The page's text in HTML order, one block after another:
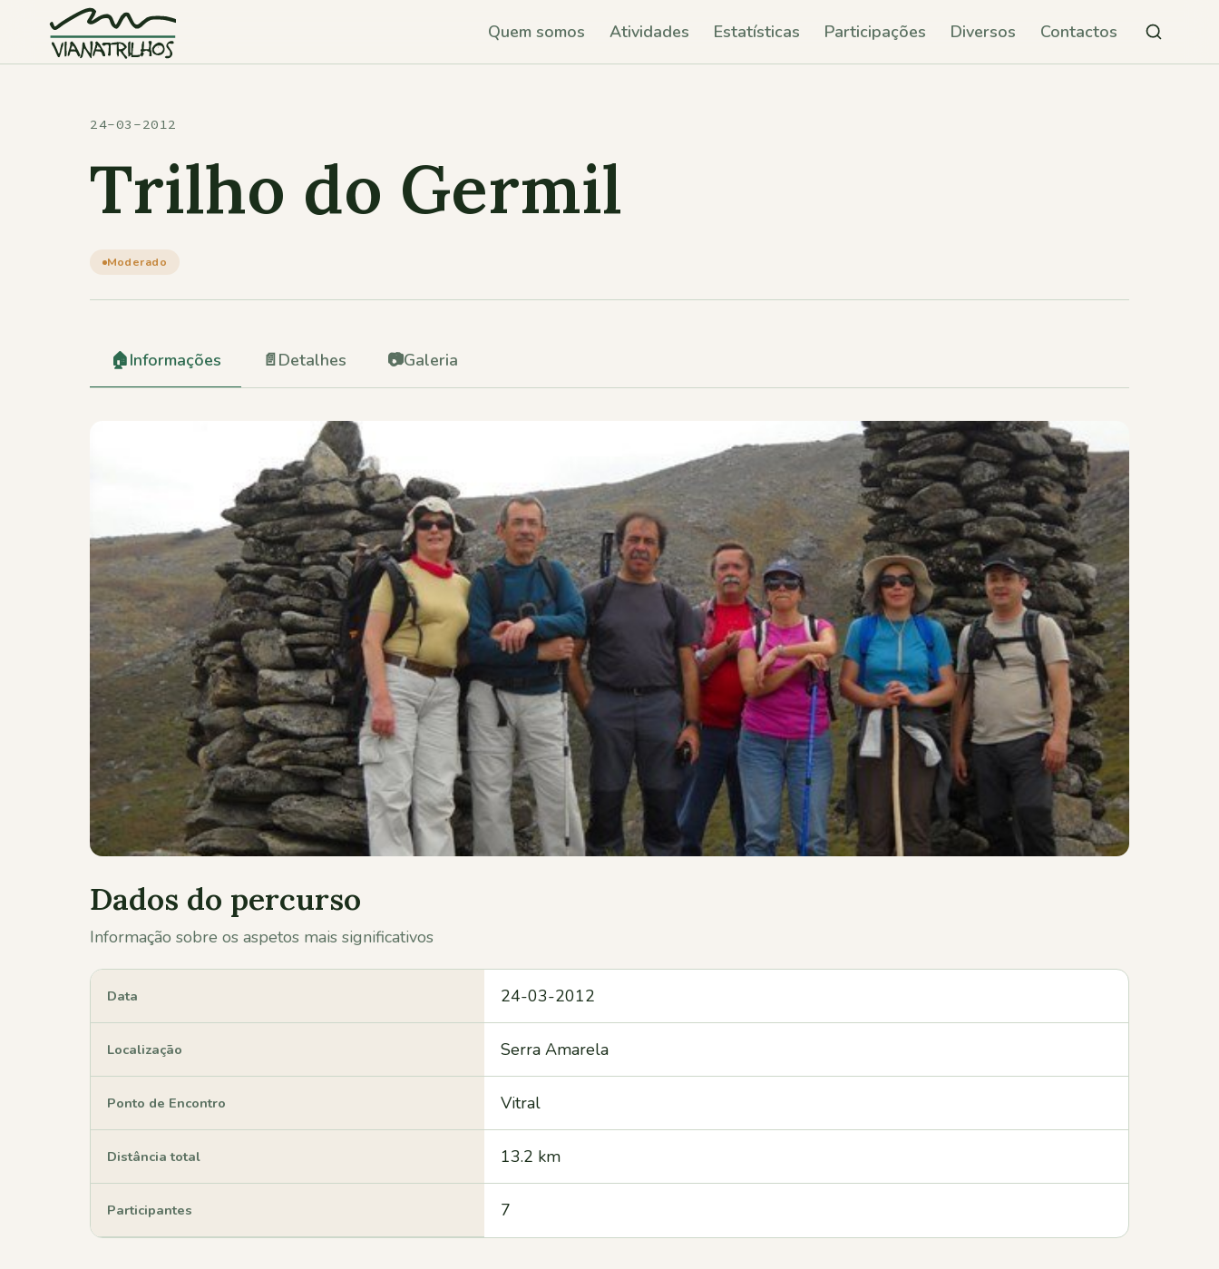
Quem somos Atividades Estatísticas Participações Diversos Contactos
24-03-2012
Trilho do Germil
Moderado
🏠Informações 📄Detalhes 📷Galeria
Dados do percurso
Informação sobre os aspetos mais significativos
Data 24-03-2012
Localização Serra Amarela
Ponto de Encontro Vitral
Distância total 13.2 km
Participantes 7